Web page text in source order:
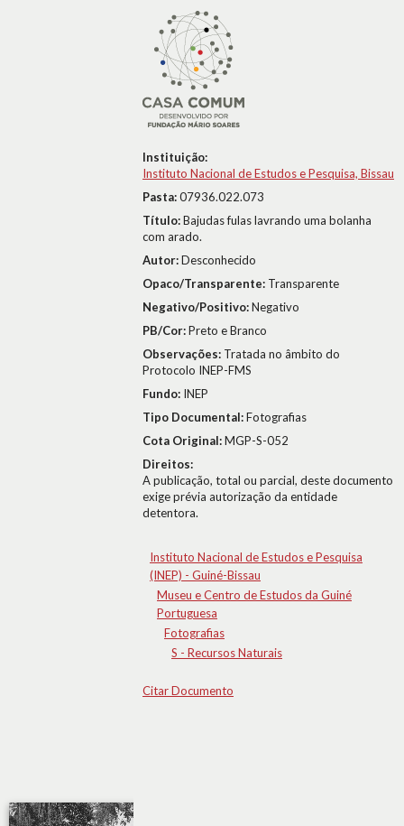
Instituição:
Instituto Nacional de Estudos e Pesquisa, Bissau
Pasta:07936.022.073
Título:Bajudas fulas lavrando uma bolanha
com arado.
Autor:Desconhecido
Opaco/Transparente: Transparente
Negativo/Positivo:Negativo
PB/Cor:Preto e Branco
Observações: Tratada no âmbito do
Protocolo INEP-FMS
Fundo: INEP
Tipo Documental:Fotografias
Cota Original:MGP-S-052
Direitos:
A publicação, total ou parcial, deste documento
exige prévia autorização da entidade
detentora.
Instituto Nacional de Estudos e Pesquisa
(INEP) - Guiné-Bissau
Museu e Centro de Estudos da Guiné
Portuguesa
Fotografias
S - Recursos Naturais
Citar Documento